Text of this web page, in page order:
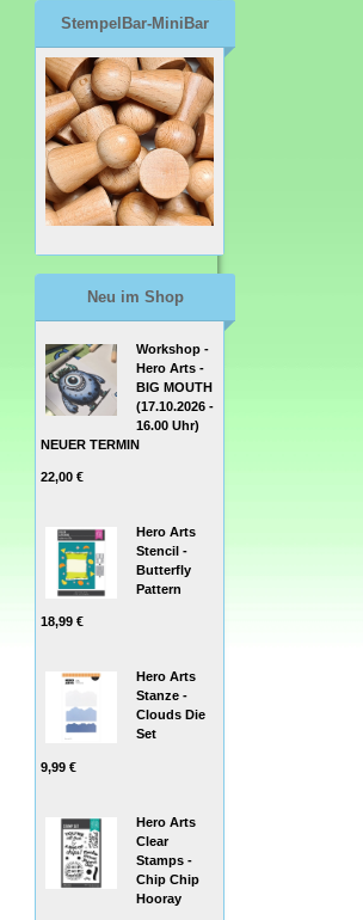
49 and Market
Dye Ink Pad -
Tuschestempelkissen
Arctic Blitz
7,99 €
49 and Market
Re-Inker -
Nachfüllfarbe für
Tuschestempelkissen
Daffodil
4,50 €
321,43 € / l
StempelBar-MiniBar
Neu im Shop
Workshop -
Hero Arts -
BIG MOUTH
(17.10.2026 -
16.00 Uhr)
NEUER TERMIN
22,00 €
Hero Arts
Stencil -
Butterfly
Pattern
18,99 €
Hero Arts
Stanze -
Clouds Die
Set
9,99 €
Hero Arts
Clear
Stamps -
Chip Chip
Hooray